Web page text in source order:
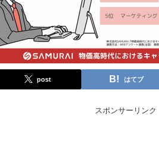
post はてブ
スポンサーリンク